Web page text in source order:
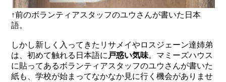
↑前のボランティアスタッフのユウさんが書いた日本
語。
しかし新しく入ってきたリサメイやロスジェーン達姉弟
は、初めて触れる日本語に 戸惑い気味。マミーズハウス
に貼ってあるボランティアスタッフのユウさんが書いた
紙も、学校が始まってなかなか見に行く機会がありませ